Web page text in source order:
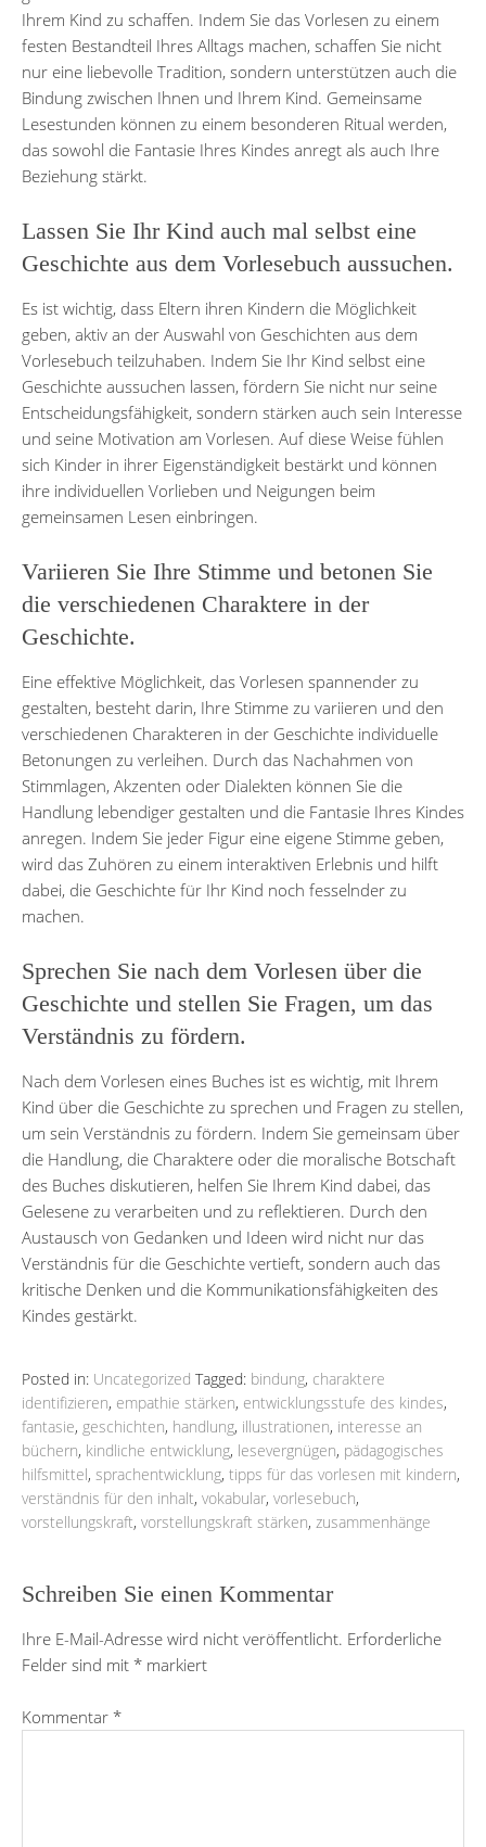
Ihrem Kind zu schaffen. Indem Sie das Vorlesen zu einem
festen Bestandteil Ihres Alltags machen, schaffen Sie nicht
nur eine liebevolle Tradition, sondern unterstützen auch die
Bindung zwischen Ihnen und Ihrem Kind. Gemeinsame
Lesestunden können zu einem besonderen Ritual werden,
das sowohl die Fantasie Ihres Kindes anregt als auch Ihre
Beziehung stärkt.
Lassen Sie Ihr Kind auch mal selbst eine
Geschichte aus dem Vorlesebuch aussuchen.
Es ist wichtig, dass Eltern ihren Kindern die Möglichkeit
geben, aktiv an der Auswahl von Geschichten aus dem
Vorlesebuch teilzuhaben. Indem Sie Ihr Kind selbst eine
Geschichte aussuchen lassen, fördern Sie nicht nur seine
Entscheidungsfähigkeit, sondern stärken auch sein Interesse
und seine Motivation am Vorlesen. Auf diese Weise fühlen
sich Kinder in ihrer Eigenständigkeit bestärkt und können
ihre individuellen Vorlieben und Neigungen beim
gemeinsamen Lesen einbringen.
Variieren Sie Ihre Stimme und betonen Sie
die verschiedenen Charaktere in der
Geschichte.
Eine effektive Möglichkeit, das Vorlesen spannender zu
gestalten, besteht darin, Ihre Stimme zu variieren und den
verschiedenen Charakteren in der Geschichte individuelle
Betonungen zu verleihen. Durch das Nachahmen von
Stimmlagen, Akzenten oder Dialekten können Sie die
Handlung lebendiger gestalten und die Fantasie Ihres Kindes
anregen. Indem Sie jeder Figur eine eigene Stimme geben,
wird das Zuhören zu einem interaktiven Erlebnis und hilft
dabei, die Geschichte für Ihr Kind noch fesselnder zu
machen.
Sprechen Sie nach dem Vorlesen über die
Geschichte und stellen Sie Fragen, um das
Verständnis zu fördern.
Nach dem Vorlesen eines Buches ist es wichtig, mit Ihrem
Kind über die Geschichte zu sprechen und Fragen zu stellen,
um sein Verständnis zu fördern. Indem Sie gemeinsam über
die Handlung, die Charaktere oder die moralische Botschaft
des Buches diskutieren, helfen Sie Ihrem Kind dabei, das
Gelesene zu verarbeiten und zu reflektieren. Durch den
Austausch von Gedanken und Ideen wird nicht nur das
Verständnis für die Geschichte vertieft, sondern auch das
kritische Denken und die Kommunikationsfähigkeiten des
Kindes gestärkt.
Posted in: Uncategorized Tagged: bindung, charaktere
identifizieren, empathie stärken, entwicklungsstufe des kindes,
fantasie, geschichten, handlung, illustrationen, interesse an
büchern, kindliche entwicklung, lesevergnügen, pädagogisches
hilfsmittel, sprachentwicklung, tipps für das vorlesen mit kindern,
verständnis für den inhalt, vokabular, vorlesebuch,
vorstellungskraft, vorstellungskraft stärken, zusammenhänge
Schreiben Sie einen Kommentar
Ihre E-Mail-Adresse wird nicht veröffentlicht. Erforderliche
Felder sind mit * markiert
Kommentar *